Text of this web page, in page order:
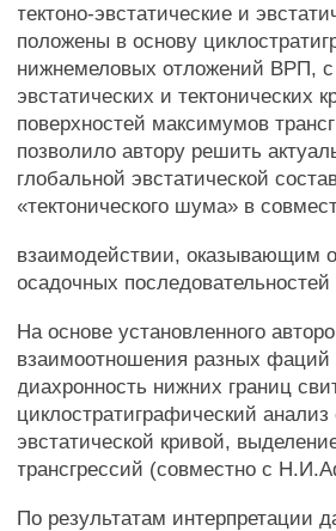
тектоно-эвстатические и
положены в основу
нижнемеловых отложений ВРП,
эвстатических и
поверхностей максимумов
позволило автору решить
глобальной эвстатической
«тектонического шума» в
взаимодействии, оказывающим
осадочных
На основе установленного
взаимоотношения разных фаций
диахронность нижних границ
циклостратиграфический
эвстатической кривой,
трансгрессий (совместно с
По результатам интерпретации